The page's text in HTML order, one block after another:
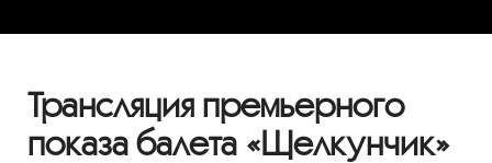
Трансляция премьерного
показа балета «Щелкунчик»